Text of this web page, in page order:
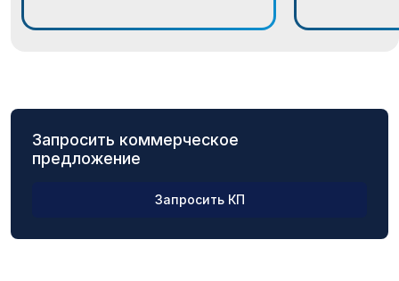
Запросить коммерческое
предложение
Запросить КП